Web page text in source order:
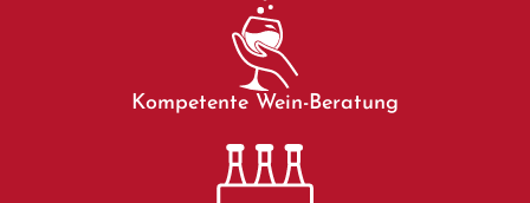
Kompetente Wein-Beratung